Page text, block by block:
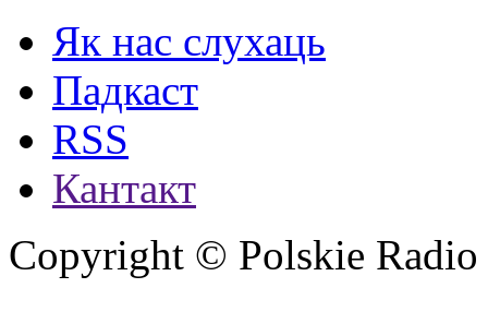
Як нас слухаць
Падкаст
RSS
Кантакт
Copyright © Polskie